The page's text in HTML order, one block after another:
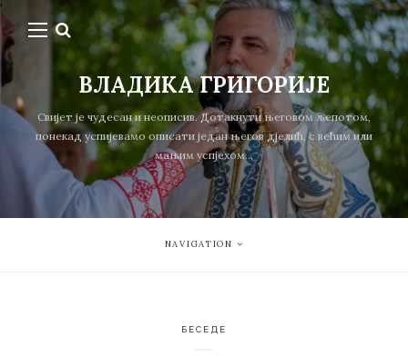
ВЛАДИКА ГРИГОРИЈЕ
Свијет је чудесан и неописив. Дотакнути његовом љепотом,
понекад успијевамо описати један његов дјелић, с већим или
мањим успјехом...
NAVIGATION
БЕСЕДЕ